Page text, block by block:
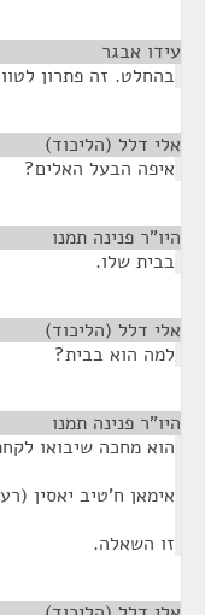
עידו אבגר
בהחלט. זה פתרון
אלי דלל (הליכוד)
איפה הבעל האלים?
היו"ר פנינה תמנו
בבית שלו.
אלי דלל (הליכוד)
למה הוא בבית?
היו"ר פנינה תמנו
הוא מחכה שיבואו
אימאן ח'טיב יאסין
זו השאלה.